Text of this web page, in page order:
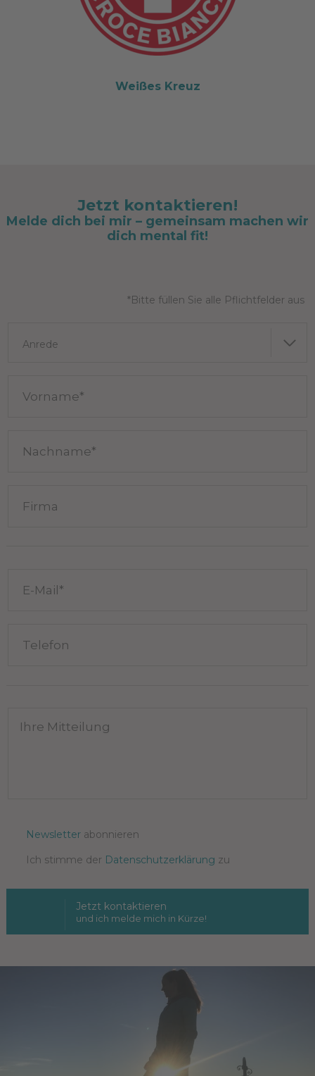
Weißes Kreuz
Jetzt kontaktieren!
Melde dich bei mir – gemeinsam machen wir
dich mental fit!
*Bitte füllen Sie alle Pflichtfelder aus
Anrede
Newsletterabonnieren
Ich stimme der Datenschutzerklärung zu
Jetzt kontaktieren
und ich melde mich in Kürze!